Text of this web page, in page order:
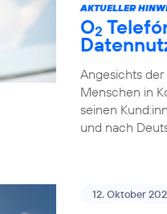
AKTUELLER
O2
Angesichts
Menschen in
seinen
und nach
12. Oktober